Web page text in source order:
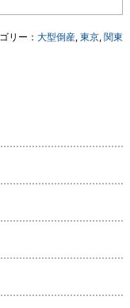
リー：大型倒産,東京,関東